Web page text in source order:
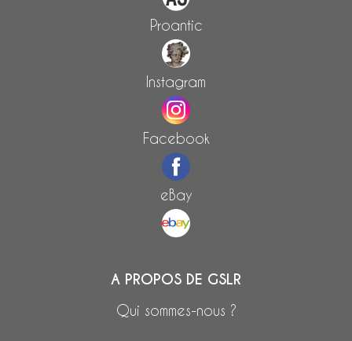
Proantic
Instagram
Facebook
eBay
A PROPOS DE GSLR
Qui sommes-nous ?